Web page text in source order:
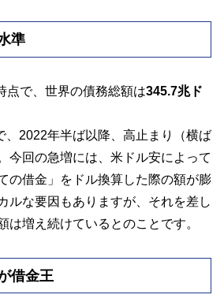
準
点で、世界の債務総額は345.7兆ド
、2022年半ば以降、高止まり（横ば
今回の急増には、米ドル安によって
の借金」をドル換算した際の額が膨
ルな要因もありますが、それを差し
は増え続けているとのことです。
借金王